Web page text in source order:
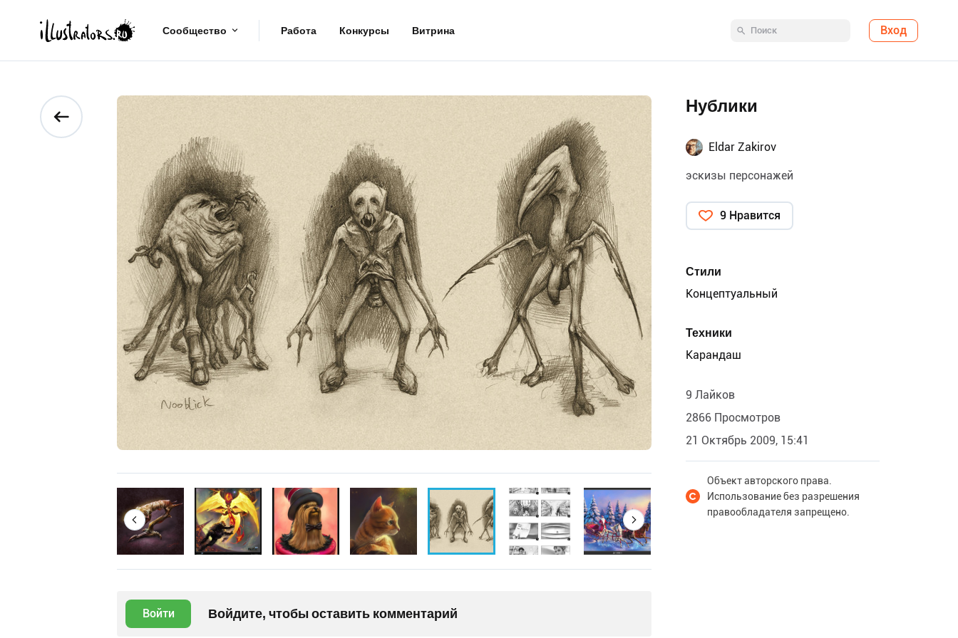
Сообщество Работа Конкурсы Витрина Вход
Войти Войдите, чтобы оставить комментарий
Нублики
Eldar Zakirov
эскизы персонажей
9 Нравится
Стили
Концептуальный
Техники
Карандаш
9 Лайков
2866 Просмотров
21 Октябрь 2009, 15:41
Объект авторского права.
Использование без разрешения
правообладателя запрещено.